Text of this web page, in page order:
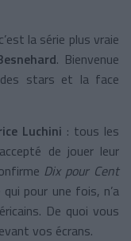
la série plus vraie
. Bienvenue
stars et la face
Luchini : tous les
de jouer leur
Dix pour Cent
pour une fois, n’a
De quoi vous
vos écrans.